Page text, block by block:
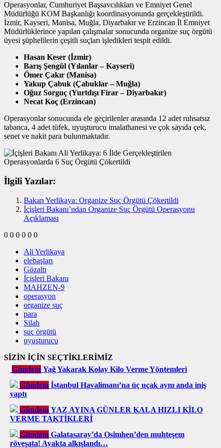
Operasyonlar, Cumhuriyet Başsavcılıkları ve Emniyet Genel
Müdürlüğü KOM Başkanlığı koordinasyonunda gerçekleştirildi.
İzmir, Kayseri, Manisa, Muğla, Diyarbakır ve Erzincan İl Emniyet
Müdürlüklerince yapılan çalışmalar sonucunda organize suç örgütü
üyesi şüphelilerin çeşitli suçları işledikleri tespit edildi.
Hasan Keser (İzmir)
Barış Şengül (Yılanlar – Kayseri)
Ömer Çakır (Manisa)
Yakup Çabuk (Çabuklar – Muğla)
Oğuz Sorguç (Yurtdışı Firar – Diyarbakır)
Necat Koç (Erzincan)
Operasyonlar sonucunda ele geçirilenler arasında 12 adet ruhsatsız
tabanca, 4 adet tüfek, uyuşturucu imalathanesi ve çok sayıda çek,
senet ve nakit para bulunmaktadır.
İlgili Yazılar:
Bakan Yerlikaya: Organize Suç Örgütü Çökertildi
İçişleri Bakanı’ndan Organize Suç Örgütü Operasyonu
Açıklaması
0 0 0 0 0 0
Ali Yerlikaya
elebaşları
Gözaltı
İçişleri Bakanı
MAHZEN-9
operasyon
organize suç
para
Silah
suç örgütü
uyuşturucu
SİZİN İÇİN SEÇTİKLERİMİZ
Gündem Yağ Yakarak Kolay Kilo Verme Yöntemleri
Gündem İstanbul Havalimanı’na üç uçak aynı anda iniş
yaptı
Gündem YAZ AYINA GÜNLER KALA HIZLI KİLO
VERME TAKTİKLERİ
Gündem Galatasaray’da Osimhen’den muhteşem
röveşata! Ayakta alkışlandı…